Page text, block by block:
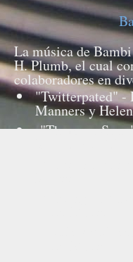
La música de
H. Plumb, el cual
colaboradores en
"Twitterpated" -
Manners y
"Thumper